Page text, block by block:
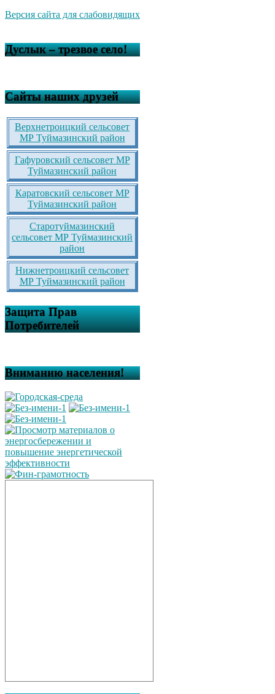
Версия сайта для слабовидящих
Дуслык – трезвое село!
Сайты наших друзей
Верхнетроицкий сельсовет
МР Туймазинский район
Гафуровский сельсовет МР
Туймазинский район
Каратовский сельсовет МР
Туймазинский район
Старотуймазинский
сельсовет МР Туймазинский
район
Нижнетроицкий сельсовет
МР Туймазинский район
Защита Прав
Потребителей
Вниманию населения!